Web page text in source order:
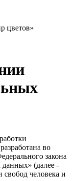
цветов»
во
закона
(далее -
свобод человека и